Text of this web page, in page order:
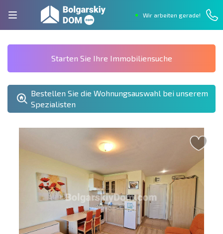
Wir arbeiten gerade!
Starten Sie Ihre Immobiliensuche
Bestellen Sie die Wohnungsauswahl bei unserem
Spezialisten